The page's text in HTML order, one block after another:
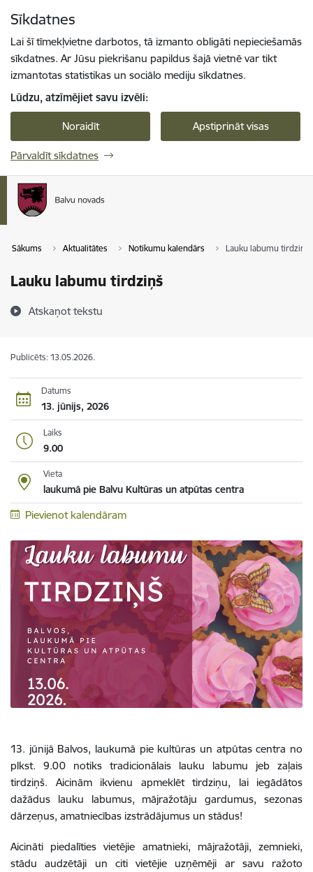
Sīkdatnes
Lai šī tīmekļvietne darbotos, tā izmanto obligāti nepieciešamās
sīkdatnes. Ar Jūsu piekrišanu papildus šajā vietnē var tikt
izmantotas statistikas un sociālo mediju sīkdatnes.
Lūdzu, atzīmējiet savu izvēli:
Noraidīt Apstiprināt visas
Pārvaldīt sīkdatnes
Sākums Aktualitātes Notikumu kalendārs Lauku labumu tirdziņš
Lauku labumu tirdziņš
Atskaņot tekstu
Publicēts: 13.05.2026.
Datums
13. jūnijs, 2026
Laiks
9.00
Vieta
laukumā pie Balvu Kultūras un atpūtas centra
Pievienot kalendāram
13. jūnijā Balvos, laukumā pie kultūras un atpūtas centra no
plkst. 9.00 notiks tradicionālais lauku labumu jeb zaļais
tirdziņš. Aicinām ikvienu apmeklēt tirdziņu, lai iegādātos
dažādus lauku labumus, mājražotāju gardumus, sezonas
dārzeņus, amatniecības izstrādājumus un stādus!
Aicināti piedalīties vietējie amatnieki, mājražotāji, zemnieki,
stādu audzētāji un citi vietējie uzņēmēji ar savu ražoto